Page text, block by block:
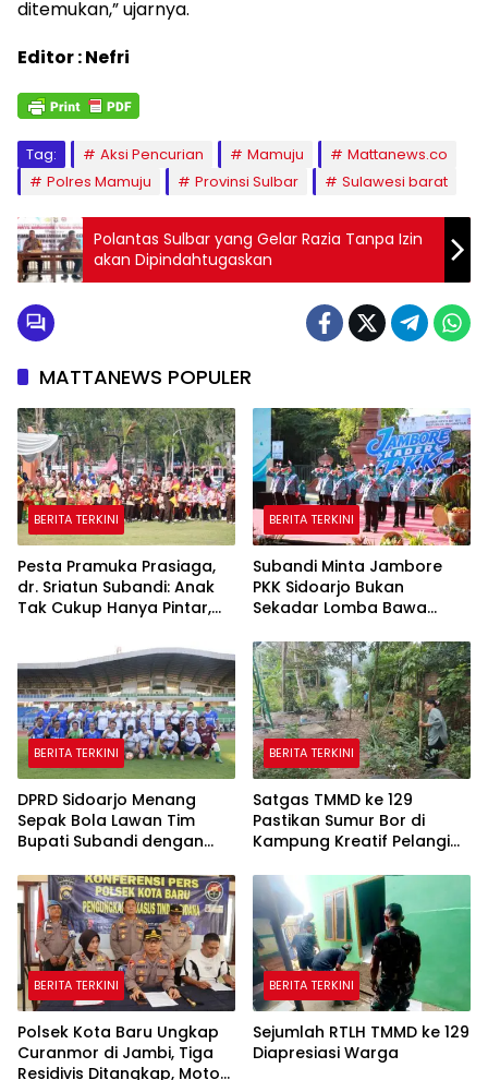
ditemukan,” ujarnya.
Editor : Nefri
Tag: Aksi Pencurian Mamuju
Mattanews.co
Polres Mamuju
Provinsi Sulbar Sulawesi barat
Polantas Sulbar yang Gelar Razia Tanpa Izin
akan Dipindahtugaskan
MATTANEWS POPULER
BERITA TERKINI
Pesta Pramuka Prasiaga,
dr. Sriatun Subandi: Anak
Tak Cukup Hanya Pintar,
Dibentuk Sejak Dini
BERITA TERKINI
Subandi Minta Jambore
PKK Sidoarjo Bukan
Sekadar Lomba Bawa
untuk Warga
BERITA TERKINI
DPRD Sidoarjo Menang
Sepak Bola Lawan Tim
Bupati Subandi dengan
BERITA TERKINI
Satgas TMMD ke 129
Pastikan Sumur Bor di
Kampung Kreatif Pelangi
BERITA TERKINI
Polsek Kota Baru Ungkap
Curanmor di Jambi, Tiga
Residivis Ditangkap, Motor
BERITA TERKINI
Sejumlah RTLH TMMD ke 129
Diapresiasi Warga